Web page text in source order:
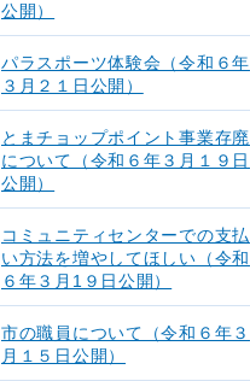
公開）
パラスポーツ体験会（令和６年
３月２１日公開）
とまチョップポイント事業存廃
について（令和６年３月１９日
公開）
コミュニティセンターでの支払
い方法を増やしてほしい（令和
６年３月1９日公開）
市の職員について（令和６年３
月１５日公開）